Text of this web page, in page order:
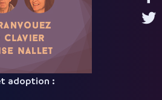
adoption :